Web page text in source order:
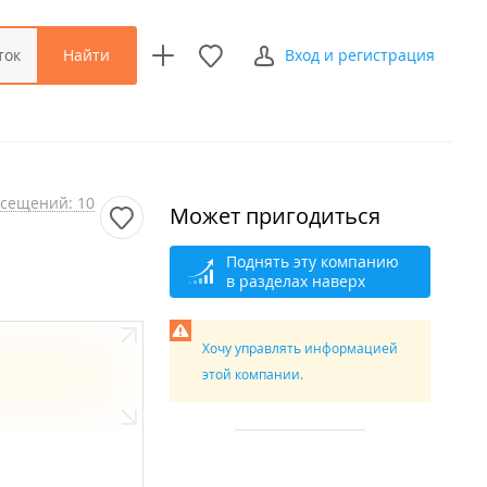
Найти Вход и регистрация
10 Может пригодиться
Поднять эту компанию
в разделах наверх
Хочу управлять информацией
этой компании.